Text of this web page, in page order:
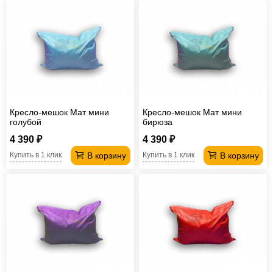
Кресло-мешок Мат мини
голубой
4 390 ₽
В корзину
Купить в 1 клик
Кресло-мешок Мат мини
бирюза
4 390 ₽
В корзину
Купить в 1 клик